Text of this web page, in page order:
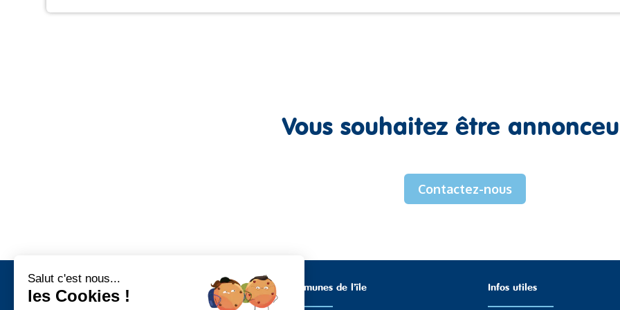
Vous souhaitez être
Contactez-nous
Les Communes de l’ïle Infos utiles
Salut c'est nous...
les Cookies !